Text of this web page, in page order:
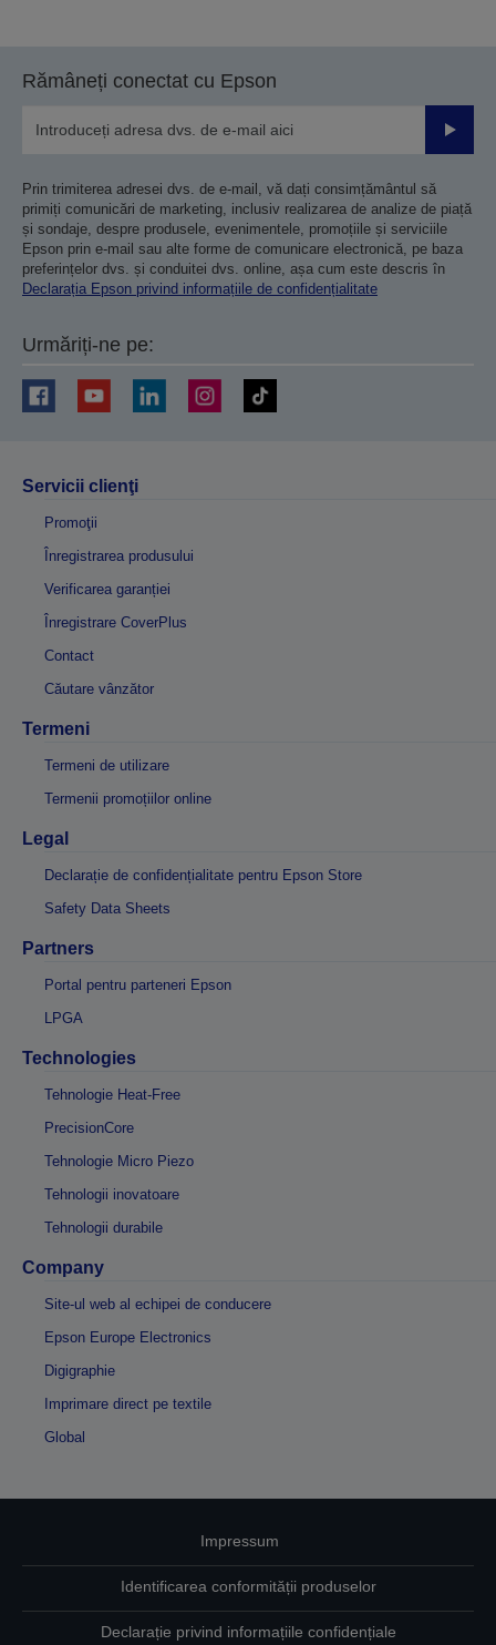
Rămâneți conectat cu Epson
Prin trimiterea adresei dvs. de e-mail, vă dați consimțământul să
primiți comunicări de marketing, inclusiv realizarea de analize de piață
și sondaje, despre produsele, evenimentele, promoțiile și serviciile
Epson prin e-mail sau alte forme de comunicare electronică, pe baza
preferințelor dvs. și conduitei dvs. online, așa cum este descris în
Declarația Epson privind informațiile de confidențialitate
Urmăriți-ne pe:
Servicii clienţi
Promoţii
Înregistrarea produsului
Verificarea garanției
Înregistrare CoverPlus
Contact
Căutare vânzător
Termeni
Termeni de utilizare
Termenii promoțiilor online
Legal
Declarație de confidențialitate pentru Epson Store
Safety Data Sheets
Partners
Portal pentru parteneri Epson
LPGA
Technologies
Tehnologie Heat-Free
PrecisionCore
Tehnologie Micro Piezo
Tehnologii inovatoare
Tehnologii durabile
Company
Site-ul web al echipei de conducere
Epson Europe Electronics
Digigraphie
Imprimare direct pe textile
Global
Impressum
Identificarea conformității produselor
Declarație privind informațiile confidențiale